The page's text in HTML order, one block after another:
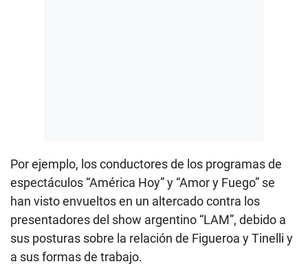
Por ejemplo, los conductores de los programas de
espectáculos “América Hoy” y “Amor y Fuego” se
han visto envueltos en un altercado contra los
presentadores del show argentino “LAM”, debido a
sus posturas sobre la relación de Figueroa y Tinelli y
a sus formas de trabajo.